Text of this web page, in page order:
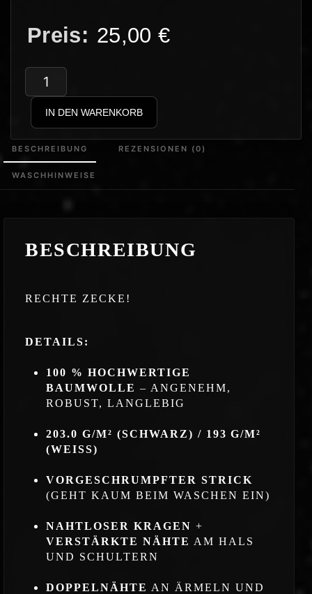
25,00 €
DPJ
–
Rechte
Zecke
Menge
IN DEN WARENKORB
BESCHREIBUNG REZENSIONEN (0)
WASCHHINWEISE
BESCHREIBUNG
RECHTE ZECKE!
DETAILS:
100 % HOCHWERTIGE
BAUMWOLLE – ANGENEHM,
ROBUST, LANGLEBIG
203.0 G/M² (SCHWARZ) / 193 G/M²
(WEISS)
VORGESCHRUMPFTER STRICK
(GEHT KAUM BEIM WASCHEN EIN)
NAHTLOSER KRAGEN +
VERSTÄRKTE NÄHTE AM HALS
UND SCHULTERN
DOPPELNÄHTE AN ÄRMELN UND